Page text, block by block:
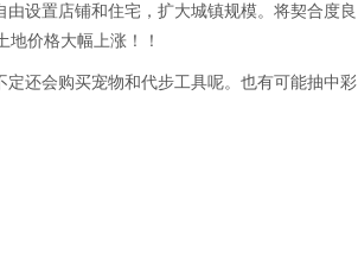
设置店铺和住宅，扩大城镇规模。将契合度良
地价格大幅上涨！！
还会购买宠物和代步工具呢。也有可能抽中彩